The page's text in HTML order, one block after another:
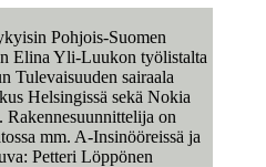
Pohjois-Suomen
Elina Yli-Luukon työlistalta
Tulevaisuuden sairaala
Helsingissä sekä Nokia
Rakennesuunnittelija on
mm. A-Insinööreissä ja
Petteri Löppönen